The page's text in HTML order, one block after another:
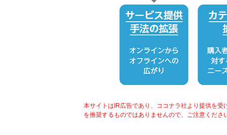
本サイトはIR広告であり、ココナラ社より提供を
を推奨するものではありませんので、ご注意くださ